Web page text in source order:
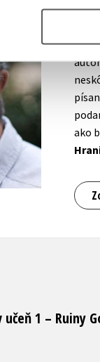
ako
1 – Ruiny